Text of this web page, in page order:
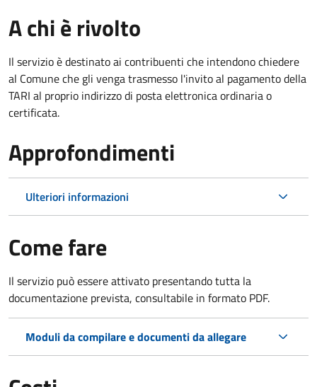
A chi è rivolto
Il servizio è destinato ai contribuenti che intendono chiedere
al Comune che gli venga trasmesso l'invito al pagamento della
TARI al proprio indirizzo di posta elettronica ordinaria o
certificata.
Approfondimenti
Ulteriori informazioni
Come fare
Il servizio può essere attivato presentando tutta la
documentazione prevista, consultabile in formato PDF.
Moduli da compilare e documenti da allegare